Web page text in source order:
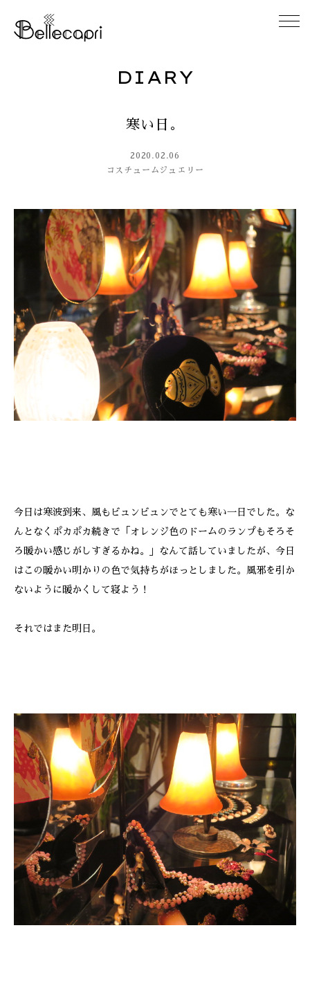
ABOUT
ACCESS
GALLERY
DIARY
CONTACT
ONLINE SHOP
DIARY
寒い日。
2020.02.06
コスチュームジュエリー
今日は寒波到来、風もビュンビュンでとても寒い一日でした。な
んとなくポカポカ続きで「オレンジ色のドームのランプもそろそ
ろ暖かい感じがしすぎるかね。」なんて話していましたが、今日
はこの暖かい明かりの色で気持ちがほっとしました。風邪を引か
ないように暖かくして寝よう！
それではまた明日。